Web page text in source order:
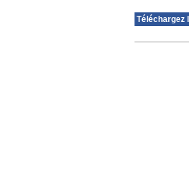
Téléchargez